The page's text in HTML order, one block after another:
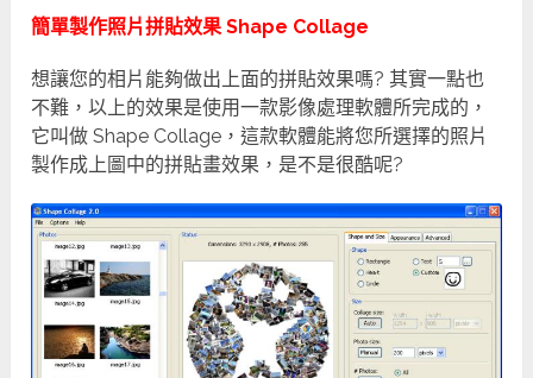
簡單製作照片拼貼效果 Shape Collage
想讓您的相片能夠做出上面的拼貼效果嗎? 其實一點也
不難，以上的效果是使用一款影像處理軟體所完成的，
它叫做 Shape Collage，這款軟體能將您所選擇的照片
製作成上圖中的拼貼畫效果，是不是很酷呢?